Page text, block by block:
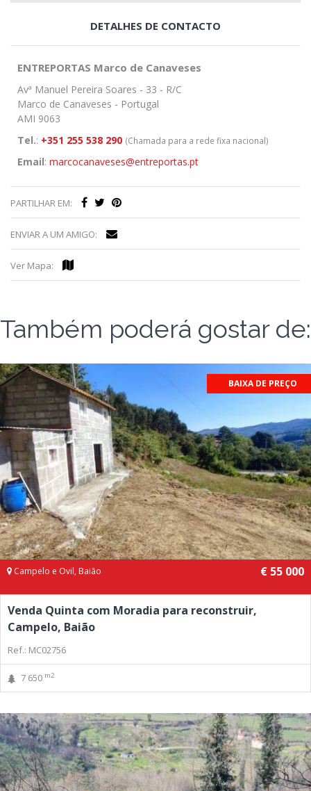
DETALHES DE CONTACTO
ENTREPORTAS Marco de Canaveses
Avª Manuel Pereira Soares - 33 - R/C
Marco de Canaveses - Portugal
AMI 9063
Tel.: +351 255 538 290 (Chamada para a rede fixa nacional)
Email: marcocanaveses@entreportas.pt
PARTILHAR EM:
ENVIAR A UM AMIGO:
Ver Mapa:
Também poderá gostar de:
BAIXA DE PREÇO
Campelo e Ovil, Baião € 55 000
Venda Quinta com Moradia para reconstruir,
Campelo, Baião
Ref.: MC02756
7 650 m2